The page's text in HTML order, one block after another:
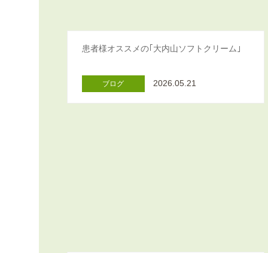
患者様オススメの｢大内山ソフトクリーム｣
ブログ 2026.05.21